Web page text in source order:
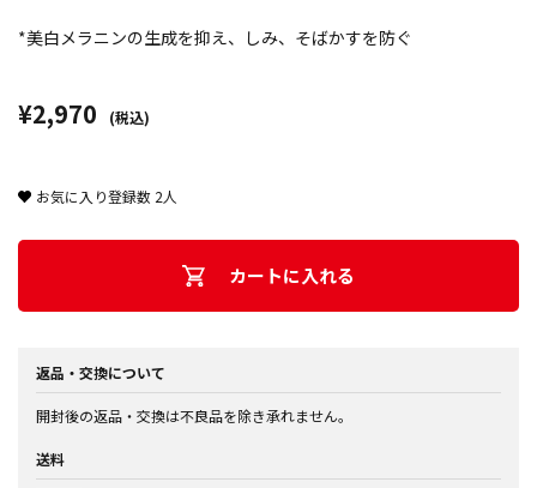
*美白メラニンの生成を抑え、しみ、そばかすを防ぐ
¥2,970 (税込)
お気に入り登録数 2人
カートに入れる
返品・交換について
開封後の返品・交換は不良品を除き承れません。
送料